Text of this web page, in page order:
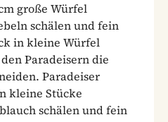
große Würfel
schälen und fein
in kleine Würfel
Paradeisern die
Paradeiser
kleine Stücke
schälen und fein